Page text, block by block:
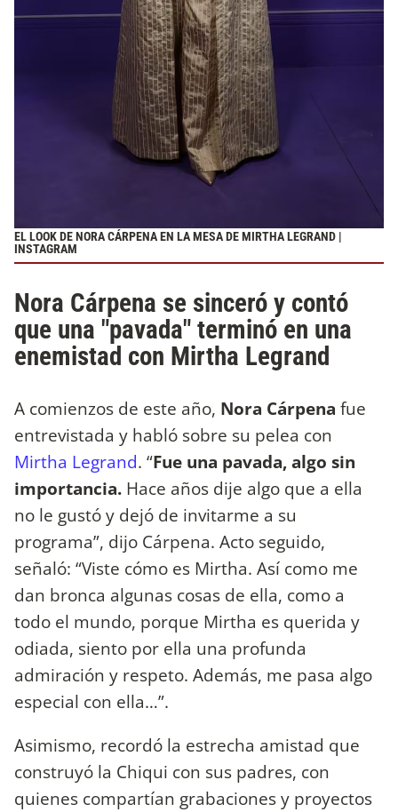
EL LOOK DE NORA CÁRPENA EN LA MESA DE MIRTHA LEGRAND |
INSTAGRAM
Nora Cárpena se sinceró y contó
que una "pavada" terminó en una
enemistad con Mirtha Legrand
A comienzos de este año, Nora Cárpena fue
entrevistada y habló sobre su pelea con
Mirtha Legrand. “Fue una pavada, algo sin
importancia. Hace años dije algo que a ella
no le gustó y dejó de invitarme a su
programa”, dijo Cárpena. Acto seguido,
señaló: “Viste cómo es Mirtha. Así como me
dan bronca algunas cosas de ella, como a
todo el mundo, porque Mirtha es querida y
odiada, siento por ella una profunda
admiración y respeto. Además, me pasa algo
especial con ella…”.
Asimismo, recordó la estrecha amistad que
construyó la Chiqui con sus padres, con
quienes compartían grabaciones y proyectos